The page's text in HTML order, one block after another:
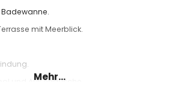
Badewanne.
mit Meerblick.
und Außendusche.
Mehr...